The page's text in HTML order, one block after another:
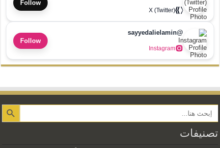
X (Twitter)
Follow
@sayyedalielamin
Instagram
Follow
Search Button
تصنيفات